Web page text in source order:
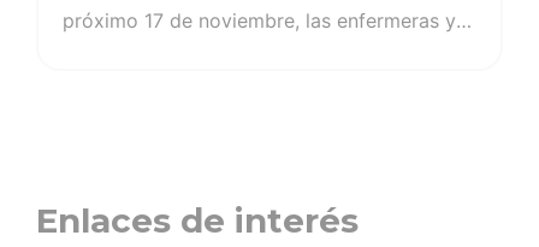
próximo 17 de noviembre, las enfermeras y
euros para este fin. Las enfermeras y
enfermeros a menudo se encuentran con
Enlaces de interés